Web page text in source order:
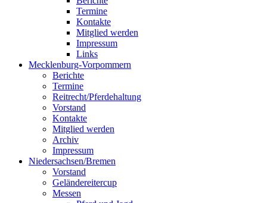
Termine
Kontakte
Mitglied werden
Impressum
Links
Mecklenburg-Vorpommern
Berichte
Termine
Reitrecht/Pferdehaltung
Vorstand
Kontakte
Mitglied werden
Archiv
Impressum
Niedersachsen/Bremen
Vorstand
Geländereitercup
Messen